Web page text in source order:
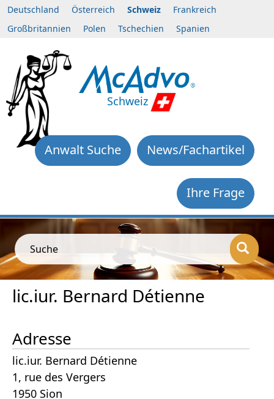
Deutschland Österreich Schweiz
Frankreich
Großbritannien
Polen Tschechien Spanien
Schweiz
News/Fachartikel
Anwalt Suche
Ihre Frage
Suche
lic.iur. Bernard Détienne
Adresse
lic.iur. Bernard Détienne
1, rue des Vergers
1950 Sion